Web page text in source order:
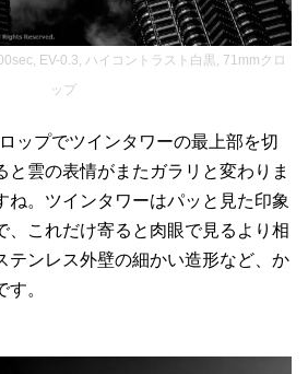
EV-0.3, ハイコントラスト白黒, 71mmクロ
ップ
ップでツインタワーの最上部を切
と雲の表情がまたガラリと変わりま
ね。ツインタワーはパッと見た印象
、これだけ寄ると肉眼で見るより相
テンレス外壁の細かい造形など、か
。